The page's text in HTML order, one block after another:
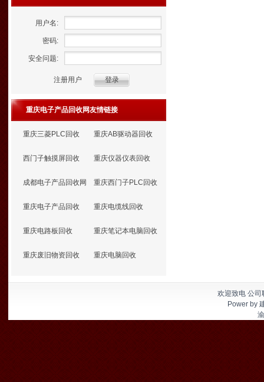
用户名:
密码:
安全问题:
注册用户
重庆电子产品回收网友情链接
重庆三菱PLC回收 重庆AB驱动器回收
西门子触摸屏回收 重庆仪器仪表回收
成都电子产品回收网 重庆西门子PLC回收
重庆电子产品回收 重庆电缆线回收
重庆电路板回收 重庆笔记本电脑回收
重庆废旧物资回收 重庆电脑回收
欢迎致电 公
Power by